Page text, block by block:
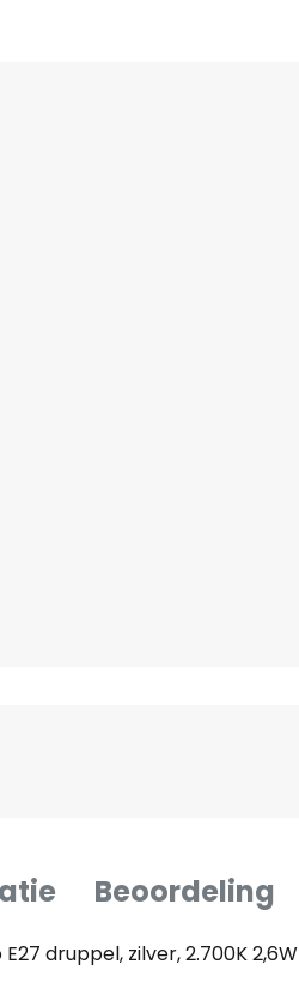
Beoordeling
E27 druppel, zilver, 2.700K 2,6W